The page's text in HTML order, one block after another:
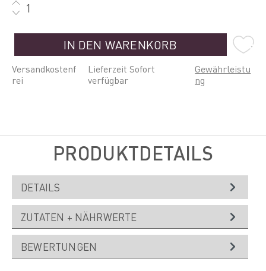
IN DEN WARENKORB
Versandkostenf
rei
Lieferzeit Sofort
verfügbar
Gewährleistu
ng
PRODUKTDETAILS
DETAILS
ZUTATEN + NÄHRWERTE
BEWERTUNGEN